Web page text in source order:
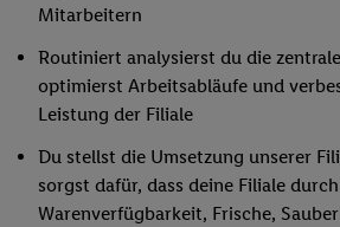
Mitarbeitern
Routiniert analysierst du die
optimierst Arbeitsabläufe und
Leistung der Filiale
Du stellst die Umsetzung unserer
sorgst dafür, dass deine Filiale
Warenverfügbarkeit, Frische,